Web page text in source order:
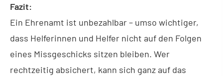
Fazit:
Ein Ehrenamt ist unbezahlbar – umso wichtiger,
dass Helferinnen und Helfer nicht auf den Folgen
eines Missgeschicks sitzen bleiben. Wer
rechtzeitig absichert, kann sich ganz auf das